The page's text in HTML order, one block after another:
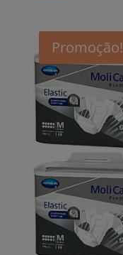
Promoção!